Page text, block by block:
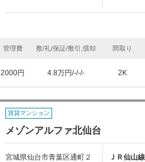
管理費 敷/礼/保証/敷引,償却 間取り
2000円 4.8万円/-/-/- 2K
賃貸マンション
メゾンアルファ北仙台
宮城県仙台市青葉区通町２
ＪＲ仙山